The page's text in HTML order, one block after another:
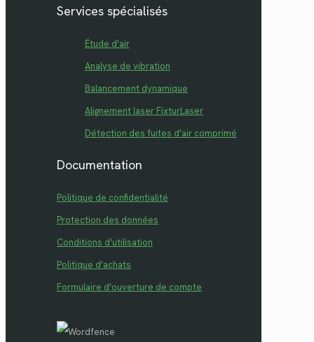
Services spécialisés
Étude d'air
Analyse de vibration
Balancement dynamique
Alignement laser FixturLaser
Détection des fuites d'air comprimé
Documentation
Politique de confidentialité
Protection des données
Conditions d'utilisation
Politique d'achats
Formulaire d'ouverture de compte